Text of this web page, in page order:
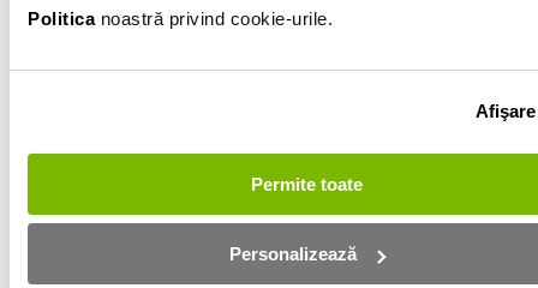
Politicanoastră privind cookie-urile.
Afişare
Permite toate
Personalizează
98 187km
Alb
Descarcă raportul
Informatiile vanzatorului